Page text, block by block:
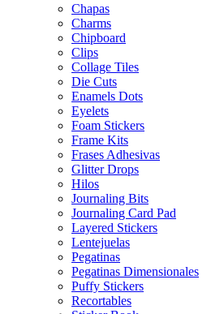
Chapas
Charms
Chipboard
Clips
Collage Tiles
Die Cuts
Enamels Dots
Eyelets
Foam Stickers
Frame Kits
Frases Adhesivas
Glitter Drops
Hilos
Journaling Bits
Journaling Card Pad
Layered Stickers
Lentejuelas
Pegatinas
Pegatinas Dimensionales
Puffy Stickers
Recortables